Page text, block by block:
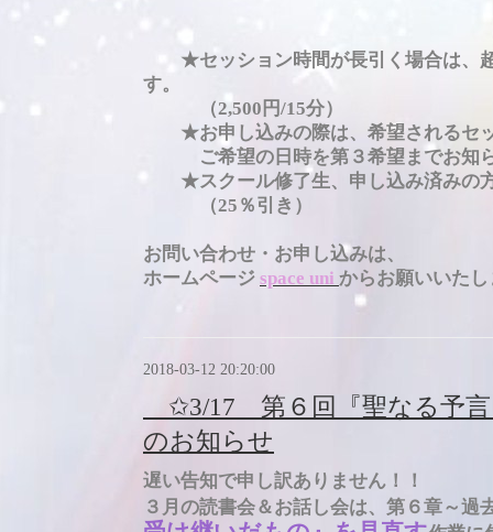
★セッション時間が長引く場合は、
す。
（2,500円/15分）
★お申し込みの際は、希望されるセ
ご希望の日時を第３希望までお知
★スクール修了生、申し込み済みの
（25％引き）
お問い合わせ・お申し込みは、
ホームページ space uni からお願いいた
2018-03-12 20:20:00
✩3/17 第６回『聖なる予言
のお知らせ
遅い告知で申し訳ありません！！
３月の読書会＆お話し会は、第６章～過